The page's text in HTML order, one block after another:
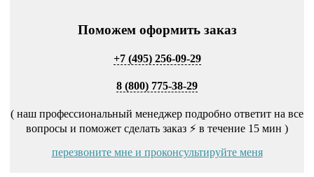
Поможем оформить заказ
+7 (495) 256-09-29
8 (800) 775-38-29
( наш профессиональный менеджер подробно ответит на все
вопросы и поможет сделать заказ ⚡ в течение 15 мин )
перезвоните мне и проконсультируйте меня